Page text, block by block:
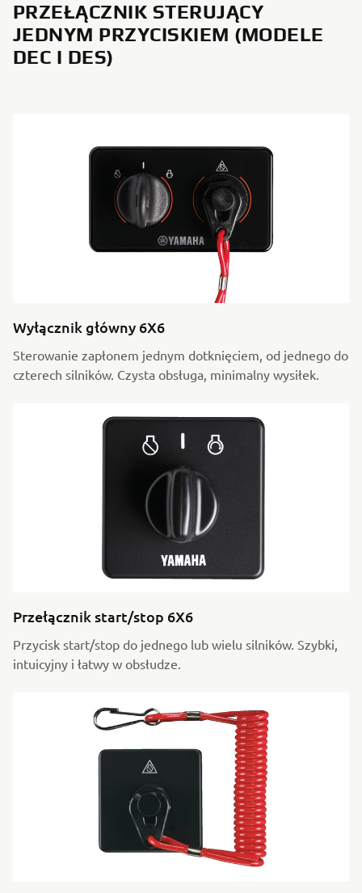
PRZEŁĄCZNIK STERUJĄCY
JEDNYM PRZYCISKIEM (MODELE
DEC I DES)
Wyłącznik główny 6X6
Sterowanie zapłonem jednym dotknięciem, od jednego do
czterech silników. Czysta obsługa, minimalny wysiłek.
Przełącznik start/stop 6X6
Przycisk start/stop do jednego lub wielu silników. Szybki,
intuicyjny i łatwy w obsłudze.